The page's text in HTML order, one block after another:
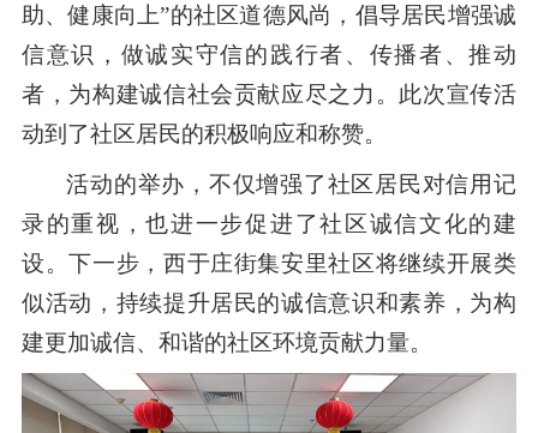
助、健康向上”的社区道德风尚，倡导居民增强诚
信意识，做诚实守信的践行者、传播者、推动
者，为构建诚信社会贡献应尽之力。此次宣传活
动到了社区居民的积极响应和称赞。
活动的举办，不仅增强了社区居民对信用记
录的重视，也进一步促进了社区诚信文化的建
设。下一步，西于庄街集安里社区将继续开展类
似活动，持续提升居民的诚信意识和素养，为构
建更加诚信、和谐的社区环境贡献力量。